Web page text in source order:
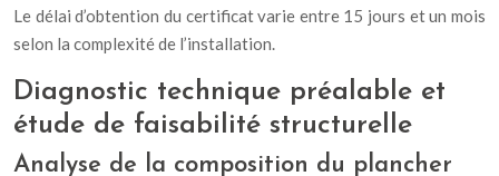
Le délai d’obtention du certificat varie entre 15 jours et un mois
selon la complexité de l’installation.
Diagnostic technique préalable et
étude de faisabilité structurelle
Analyse de la composition du plancher